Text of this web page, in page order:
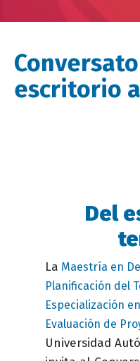
escritorio
Descripción
Del
La Maestría en
Planificación del
Especialización
Evaluación de
Universidad